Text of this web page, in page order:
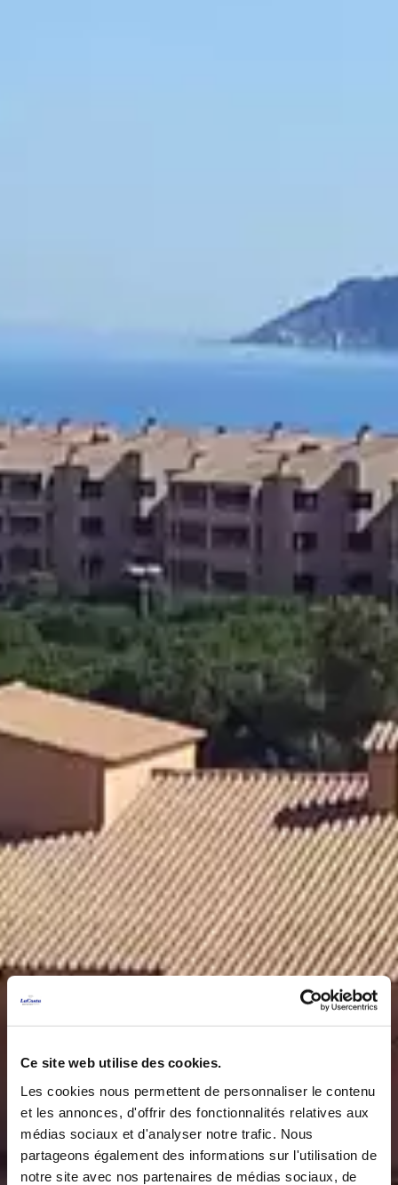
Ce site web utilise des cookies.
Les cookies nous permettent de personnaliser le contenu
et les annonces, d'offrir des fonctionnalités relatives aux
médias sociaux et d'analyser notre trafic. Nous
partageons également des informations sur l'utilisation de
notre site avec nos partenaires de médias sociaux, de